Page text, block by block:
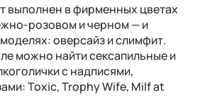
выполнен в фирменных цветах
розовом и черном — и
оверсайз и слимфит.
можно найти сексапильные и
с надписями,
Toxic, Trophy Wife, Milf at